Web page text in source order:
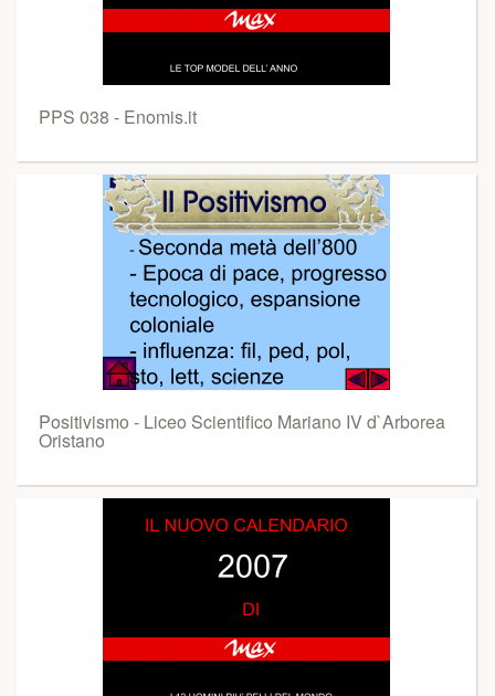
PPS 038 - Enomis.it
Positivismo - Liceo Scientifico Mariano IV d`Arborea
Oristano